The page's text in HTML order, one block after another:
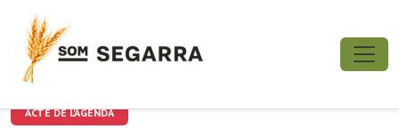
ACTE DE L'AGENDA